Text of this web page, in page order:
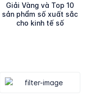
Giải Vàng và Top 10
sản phẩm số xuất sắc
cho kinh tế số